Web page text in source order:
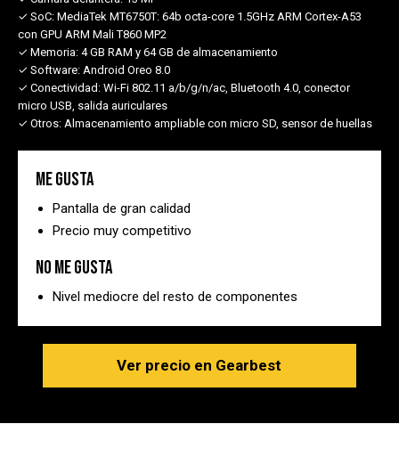
✓ SoC: MediaTek MT6750T: 64b octa-core 1.5GHz ARM Cortex-A53
con GPU ARM Mali T860 MP2
✓ Memoria: 4 GB RAM y 64 GB de almacenamiento
✓ Software: Android Oreo 8.0
✓ Conectividad: Wi-Fi 802.11 a/b/g/n/ac, Bluetooth 4.0, conector
micro USB, salida auriculares
✓ Otros: Almacenamiento ampliable con micro SD, sensor de huellas
Me gusta
Pantalla de gran calidad
Precio muy competitivo
No me gusta
Nivel mediocre del resto de componentes
Ver precio en Gearbest